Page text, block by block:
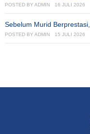
POSTED BY ADMIN 16 JULI 2026
Sebelum Murid
POSTED BY ADMIN 15 JULI 2026